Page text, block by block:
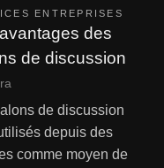
ENTREPRISES
des
de discussion
de discussion
depuis des
comme moyen de